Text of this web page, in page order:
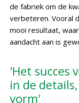
de fabriek om de
verbeteren. Vooral
mooi resultaat,
aandacht aan is
'Het succes
in de
vorm'